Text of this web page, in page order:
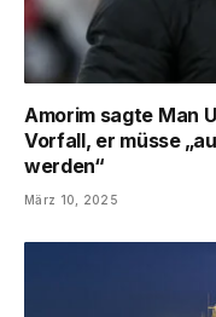
Amorim sagte Man
Vorfall, er müsse
werden“
März 10, 2025